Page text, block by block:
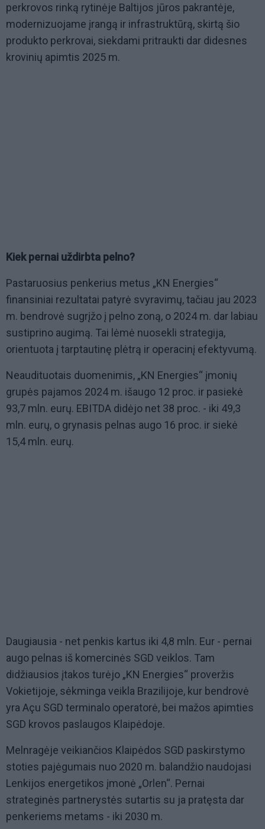
perkrovos rinką rytinėje Baltijos jūros pakrantėje,
modernizuojame įrangą ir infrastruktūrą, skirtą šio
produkto perkrovai, siekdami pritraukti dar didesnes
krovinių apimtis 2025 m.
Kiek pernai uždirbta pelno?
Pastaruosius penkerius metus „KN Energies“
finansiniai rezultatai patyrė svyravimų, tačiau jau 2023
m. bendrovė sugrįžo į pelno zoną, o 2024 m. dar labiau
sustiprino augimą. Tai lėmė nuosekli strategija,
orientuota į tarptautinę plėtrą ir operacinį efektyvumą.
Neaudituotais duomenimis, „KN Energies“ įmonių
grupės pajamos 2024 m. išaugo 12 proc. ir pasiekė
93,7 mln. eurų. EBITDA didėjo net 38 proc. - iki 49,3
mln. eurų, o grynasis pelnas augo 16 proc. ir siekė
15,4 mln. eurų.
Daugiausia - net penkis kartus iki 4,8 mln. Eur - pernai
augo pelnas iš komercinės SGD veiklos. Tam
didžiausios įtakos turėjo „KN Energies“ proveržis
Vokietijoje, sėkminga veikla Brazilijoje, kur bendrovė
yra Açu SGD terminalo operatorė, bei mažos apimties
SGD krovos paslaugos Klaipėdoje.
Melnragėje veikiančios Klaipėdos SGD paskirstymo
stoties pajėgumais nuo 2020 m. balandžio naudojasi
Lenkijos energetikos įmonė „Orlen“. Pernai
strateginės partnerystės sutartis su ja pratęsta dar
penkeriems metams - iki 2030 m.